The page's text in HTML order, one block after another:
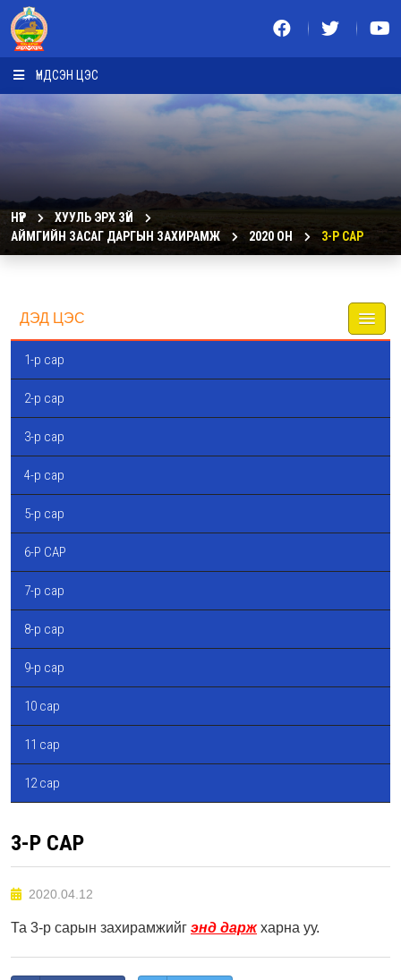
ҮНДСЭН ЦЭС
НҮҮР
ХУУЛЬ ЭРХ ЗҮЙ
АЙМГИЙН ЗАСАГ ДАРГЫН ЗАХИРАМЖ
2020 ОН 3-Р САР
ДЭД ЦЭС
1-р сар
2-р сар
3-р сар
4-р сар
5-р сар
6-Р САР
7-р сар
8-р сар
9-р сар
10 сар
11 сар
12 сар
3-Р САР
2020.04.12
Та 3-р сарын захирамжийг энд даржхарна уу.